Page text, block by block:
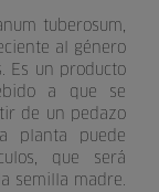
tuberosum,
al género
Es un producto
a que se
de un pedazo
planta puede
que será
semilla madre.